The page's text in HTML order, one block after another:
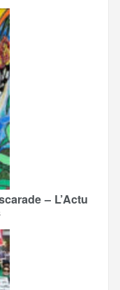
– L’Actu